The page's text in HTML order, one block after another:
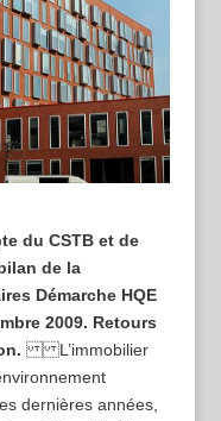
du CSTB et de
de la
Démarche HQE
2009. Retours
L’immobilier
dernières années,